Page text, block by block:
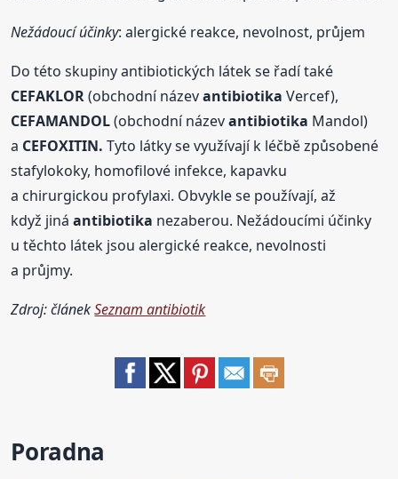
Nežádoucí účinky: alergické reakce, nevolnost, průjem
Do této skupiny antibiotických látek se řadí také
CEFAKLOR(obchodní názevantibiotika Vercef),
CEFAMANDOL(obchodní názevantibiotika Mandol)
a CEFOXITIN. Tyto látky se využívají k léčbě způsobené
stafylokoky, homofilové infekce, kapavku
a chirurgickou profylaxi. Obvykle se používají, až
když jináantibiotika nezaberou. Nežádoucími účinky
u těchto látek jsou alergické reakce, nevolnosti
a průjmy.
Zdroj: článekSeznam antibiotik
Poradna